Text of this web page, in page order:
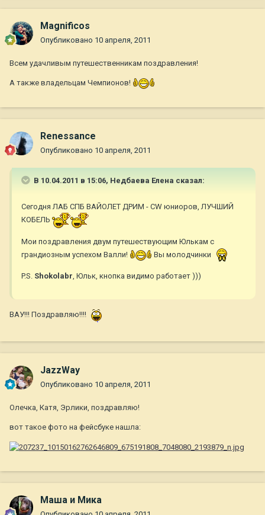
Magnificos
Опубликовано 10 апреля, 2011
Всем удачливым путешественникам поздравления!
А также владельцам Чемпионов!
Renessance
Опубликовано 10 апреля, 2011
В 10.04.2011 в 15:06, Недбаева Елена сказал:
Сегодня ЛАБ СПБ ВАЙОЛЕТ ДРИМ - CW юниоров, ЛУЧШИЙ
КОБЕЛЬ
Мои поздравления двум путешествующим Юлькам с
грандиозным успехом Валли!
Вы молодчинки
P.S. Shokolabr, Юльк, кнопка видимо работает )))
ВАУ!!! Поздравляю!!!!
JazzWay
Опубликовано 10 апреля, 2011
Олечка, Катя, Эрлики, поздравляю!
вот такое фото на фейсбуке нашла:
Маша и Мика